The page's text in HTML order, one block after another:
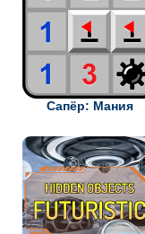
Сапёр: Мания